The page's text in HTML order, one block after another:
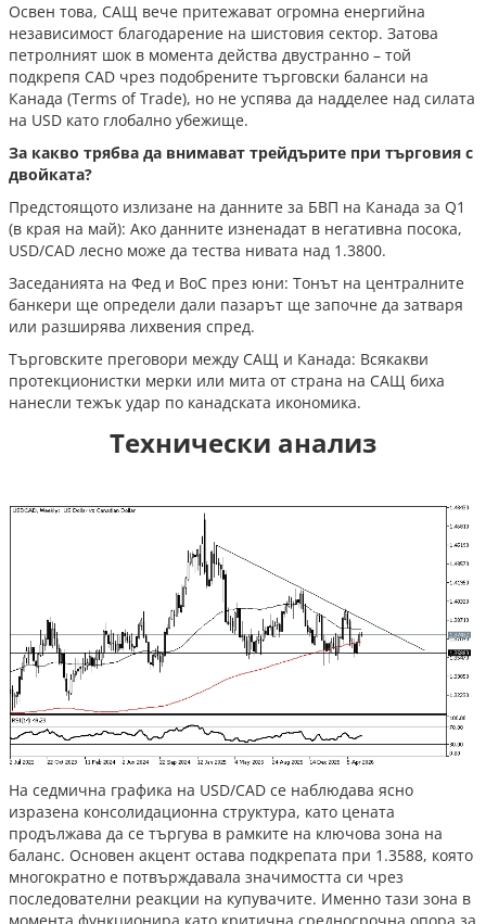
Освен това, САЩ вече притежават огромна енергийна
независимост благодарение на шистовия сектор. Затова
петролният шок в момента действа двустранно – той
подкрепя CAD чрез подобрените търговски баланси на
Канада (Terms of Trade), но не успява да надделее над силата
на USD като глобално убежище.
За какво трябва да внимават трейдърите при търговия с
двойката?
Предстоящото излизане на данните за БВП на Канада за Q1
(в края на май): Ако данните изненадат в негативна посока,
USD/CAD лесно може да тества нивата над 1.3800.
Заседанията на Фед и BoC през юни: Тонът на централните
банкери ще определи дали пазарът ще започне да затваря
или разширява лихвения спред.
Търговските преговори между САЩ и Канада: Всякакви
протекционистки мерки или мита от страна на САЩ биха
нанесли тежък удар по канадската икономика.
Технически анализ
На седмична графика на USD/CAD се наблюдава ясно
изразена консолидационна структура, като цената
продължава да се търгува в рамките на ключова зона на
баланс. Основен акцент остава подкрепата при 1.3588, която
многократно е потвърждавала значимостта си чрез
последователни реакции на купувачите. Именно тази зона в